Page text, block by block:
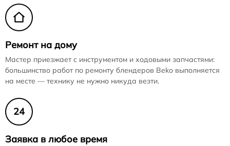
Ремонт на дому
Мастер приезжает с инструментом и ходовыми запчастями:
большинство работ по ремонту блендеров Beko выполняется
на месте — технику не нужно никуда везти.
24
Заявка в любое время